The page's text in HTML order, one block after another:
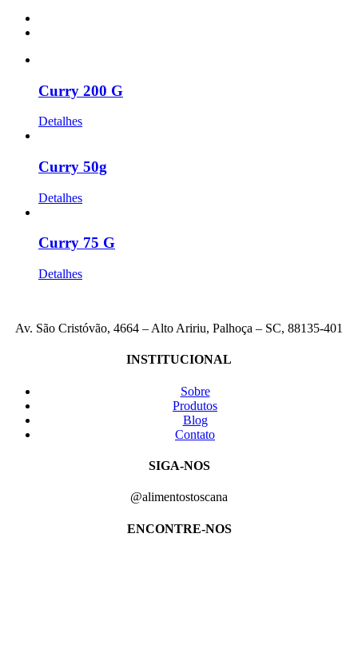
Curry 200 G
Detalhes
Curry 50g
Detalhes
Curry 75 G
Detalhes
Av. São Cristóvão, 4664 – Alto Aririu, Palhoça – SC, 88135-401
INSTITUCIONAL
Sobre
Produtos
Blog
Contato
SIGA-NOS
@alimentostoscana
ENCONTRE-NOS